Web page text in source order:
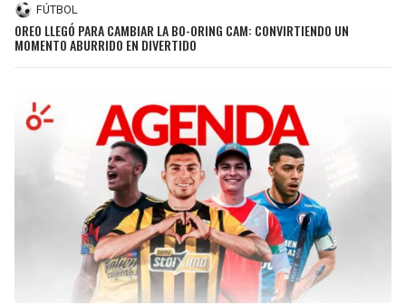
FÚTBOL
OREO LLEGÓ PARA CAMBIAR LA BO-ORING CAM: CONVIRTIENDO UN
MOMENTO ABURRIDO EN DIVERTIDO